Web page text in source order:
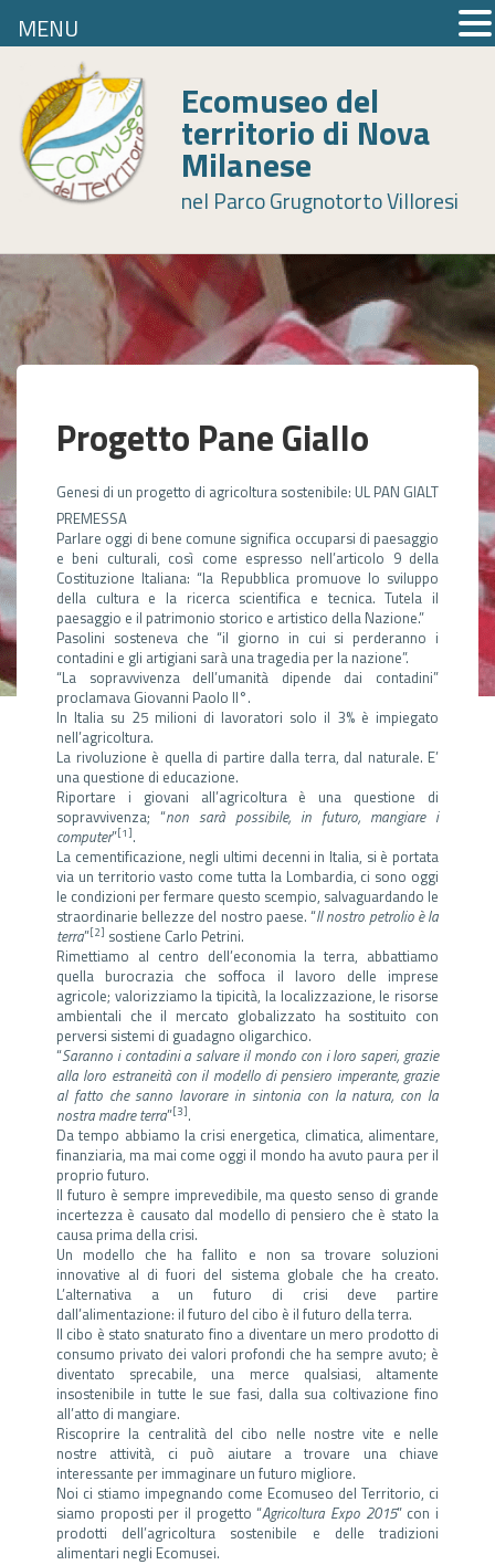
content
Ecomuseo del
territorio di Nova
Milanese
nel Parco Grugnotorto Villoresi
Progetto Pane Giallo
Genesi di un progetto di agricoltura sostenibile: UL PAN GIALT
PREMESSA
Parlare oggi di bene comune significa occuparsi di paesaggio
e beni culturali, così come espresso nell’articolo 9 della
Costituzione Italiana: “la Repubblica promuove lo sviluppo
della cultura e la ricerca scientifica e tecnica. Tutela il
paesaggio e il patrimonio storico e artistico della Nazione.”
Pasolini sosteneva che “il giorno in cui si perderanno i
contadini e gli artigiani sarà una tragedia per la nazione”.
“La sopravvivenza dell’umanità dipende dai contadini”
proclamava Giovanni Paolo II°.
In Italia su 25 milioni di lavoratori solo il 3% è impiegato
nell’agricoltura.
La rivoluzione è quella di partire dalla terra, dal naturale. E’
una questione di educazione.
Riportare i giovani all’agricoltura è una questione di
sopravvivenza; “non sarà possibile, in futuro, mangiare i
computer”[1].
La cementificazione, negli ultimi decenni in Italia, si è portata
via un territorio vasto come tutta la Lombardia, ci sono oggi
le condizioni per fermare questo scempio, salvaguardando le
straordinarie bellezze del nostro paese. “Il nostro petrolio è la
terra”[2] sostiene Carlo Petrini.
Rimettiamo al centro dell’economia la terra, abbattiamo
quella burocrazia che soffoca il lavoro delle imprese
agricole; valorizziamo la tipicità, la localizzazione, le risorse
ambientali che il mercato globalizzato ha sostituito con
perversi sistemi di guadagno oligarchico.
“Saranno i contadini a salvare il mondo con i loro saperi, grazie
alla loro estraneità con il modello di pensiero imperante, grazie
al fatto che sanno lavorare in sintonia con la natura, con la
nostra madre terra”[3].
Da tempo abbiamo la crisi energetica, climatica, alimentare,
finanziaria, ma mai come oggi il mondo ha avuto paura per il
proprio futuro.
Il futuro è sempre imprevedibile, ma questo senso di grande
incertezza è causato dal modello di pensiero che è stato la
causa prima della crisi.
Un modello che ha fallito e non sa trovare soluzioni
innovative al di fuori del sistema globale che ha creato.
L’alternativa a un futuro di crisi deve partire
dall’alimentazione: il futuro del cibo è il futuro della terra.
Il cibo è stato snaturato fino a diventare un mero prodotto di
consumo privato dei valori profondi che ha sempre avuto; è
diventato sprecabile, una merce qualsiasi, altamente
insostenibile in tutte le sue fasi, dalla sua coltivazione fino
all’atto di mangiare.
Riscoprire la centralità del cibo nelle nostre vite e nelle
nostre attività, ci può aiutare a trovare una chiave
interessante per immaginare un futuro migliore.
Noi ci stiamo impegnando come Ecomuseo del Territorio, ci
siamo proposti per il progetto “Agricoltura Expo 2015” con i
prodotti dell’agricoltura sostenibile e delle tradizioni
alimentari negli Ecomusei.
MENU